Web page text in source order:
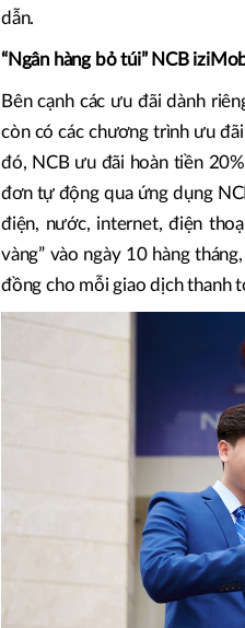
dẫn.
“Ngân hàng bỏ túi” NCB
Bên cạnh các ưu đãi dành
còn có các chương trình ưu đãi
đó, NCB ưu đãi hoàn tiền
đơn tự động qua ứng dụng
điện, nước, internet, điện
vàng” vào ngày 10 hàng
đồng cho mỗi giao dịch thanh